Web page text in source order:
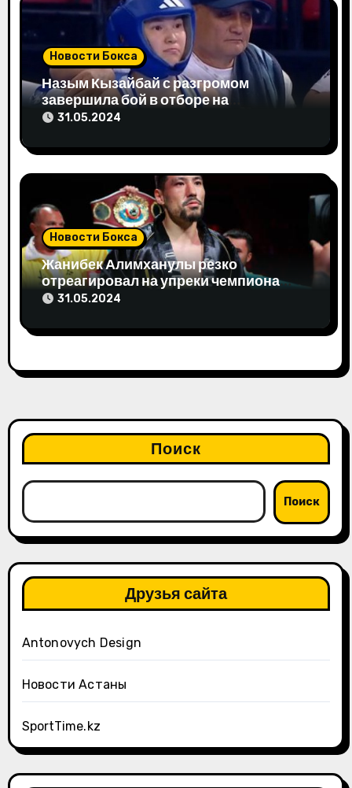
и
я
м
Новости Бокса
Назым Кызайбай с разгромом
завершила бой в отборе на
Олимпиаду-2024
31.05.2024
Новости Бокса
Жанибек Алимханулы резко
отреагировал на упреки чемпиона
мира
31.05.2024
Поиск
Поиск
Друзья сайта
Antonovych Design
Новости Астаны
SportTime.kz